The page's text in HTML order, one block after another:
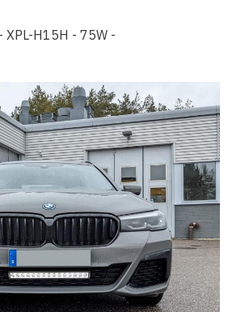
XPL-H15H - 75W -